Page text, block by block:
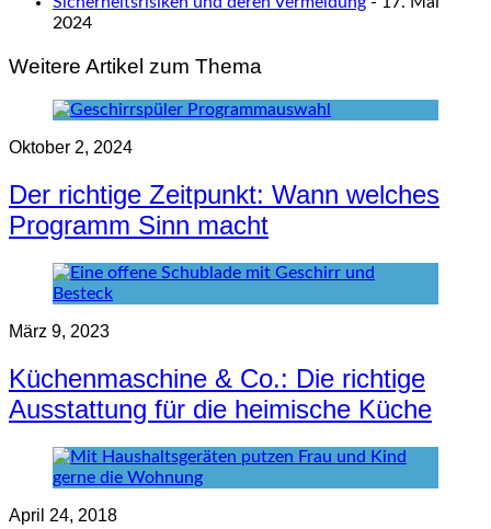
2024
Weitere Artikel zum Thema
Oktober 2, 2024
Der richtige Zeitpunkt: Wann welches
Programm Sinn macht
März 9, 2023
Küchenmaschine & Co.: Die richtige
Ausstattung für die heimische Küche
April 24, 2018